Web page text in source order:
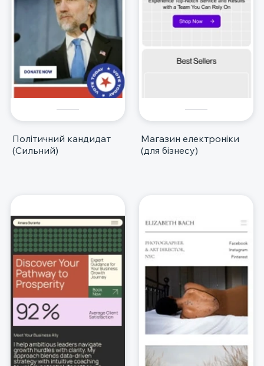
Політичний кандидат
(Сильний)
Магазин електроніки
(для бізнесу)